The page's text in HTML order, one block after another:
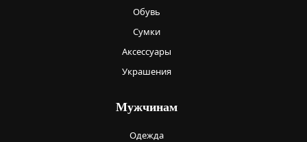
Обувь
Сумки
Аксессуары
Украшения
Мужчинам
Одежда